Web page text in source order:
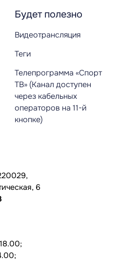
Будет полезно
Видеотрансляция
Теги
Телепрограмма «Спорт
ТВ» (Канал доступен
через кабельных
операторов на 11-й
кнопке)
6